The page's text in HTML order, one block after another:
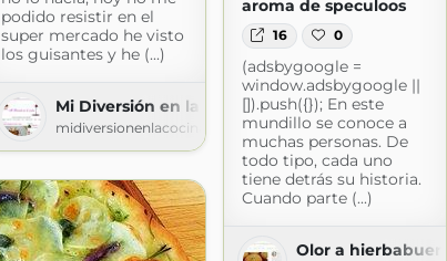
podido resistir en el
super mercado he visto
los guisantes y he (...)
Mi Diversión en la cocina
midiversionenlacocina.blogspot.com
aroma de speculoos
16 0
(adsbygoogle =
window.adsbygoogle ||
[]).push({}); En este
mundillo se conoce a
muchas personas. De
todo tipo, cada uno
tiene detrás su historia.
Cuando parte (...)
Olor a hierbabuena